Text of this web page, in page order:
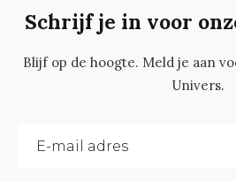
Schrijf je in voor
Blijf op de hoogte. Meld je aan
Univers.